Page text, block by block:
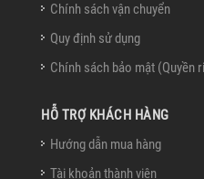
Chính sách vận chuyển
Quy định sử dụng
Chính sách bảo mật (Quyền
HỖ TRỢ KHÁCH HÀNG
Hướng dẫn mua hàng
Tài khoản thành viên